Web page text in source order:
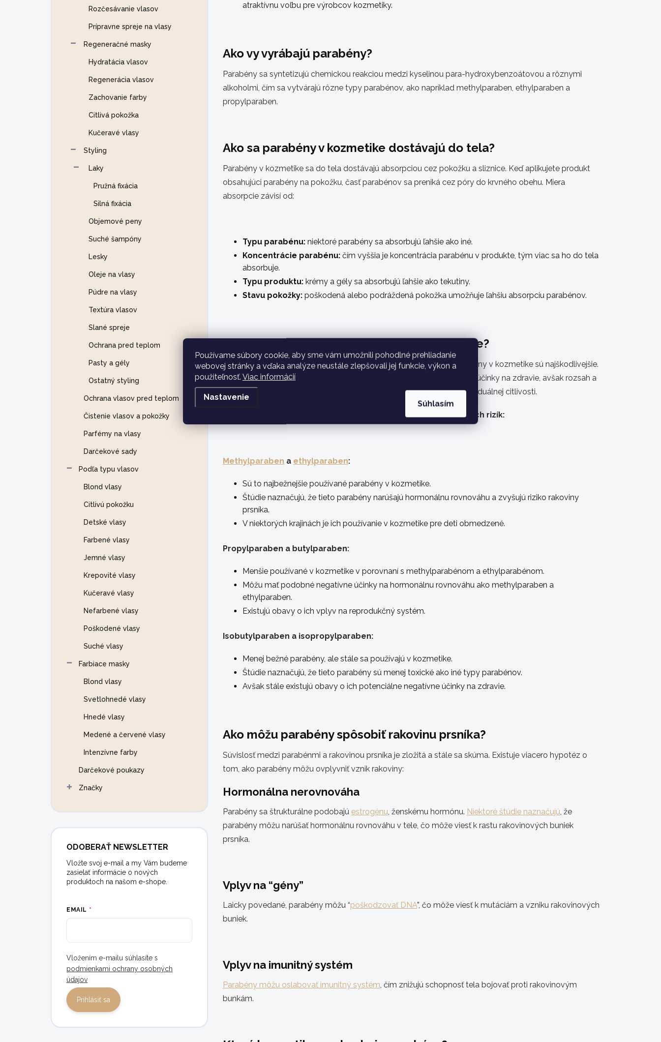
Používame súbory cookie, aby sme vám umožnili pohodlné prehliadanie
webovej stránky a vďaka analýze neustále zlepšovali jej funkcie, výkon a
použiteľnosť. Viac informácií
Nastavenie
Súhlasím
Rozčesávanie vlasov
Prípravne spreje na vlasy
Regeneračné masky
Hydratácia vlasov
Regenerácia vlasov
Zachovanie farby
Citlivá pokožka
Kučeravé vlasy
Styling
Laky
Pružná fixácia
Silná fixácia
Objemové peny
Suché šampóny
Lesky
Oleje na vlasy
Púdre na vlasy
Textúra vlasov
Slané spreje
Ochrana pred teplom
Pasty a gély
Ostatný styling
Ochrana vlasov pred teplom
Čistenie vlasov a pokožky
Parfémy na vlasy
Darčekové sady
Podľa typu vlasov
Blond vlasy
Citlivú pokožku
Detské vlasy
Farbené vlasy
Jemné vlasy
Krepovité vlasy
Kučeravé vlasy
Nefarbené vlasy
Poškodené vlasy
Suché vlasy
Farbiace masky
Blond vlasy
Svetlohnedé vlasy
Hnedé vlasy
Medené a červené vlasy
Intenzívne farby
Darčekové poukazy
Značky
ODOBERAŤ NEWSLETTER
Vložte svoj e-mail a my Vám budeme
zasielať informácie o nových
produktoch na našom e-shope.
EMAIL
Vložením e-mailu súhlasíte s
podmienkami ochrany osobných
údajov
Prihlásiť sa
atraktívnu voľbu pre výrobcov kozmetiky.
Ako vy vyrábajú parabény?
Parabény sa syntetizujú chemickou reakciou medzi kyselinou para-hydroxybenzoátovou a rôznymi
alkoholmi, čím sa vytvárajú rôzne typy parabénov, ako napríklad methylparaben, ethylparaben a
propylparaben.
Ako sa parabény v kozmetike dostávajú do tela?
Parabény v kozmetike sa do tela dostávajú absorpciou cez pokožku a sliznice. Keď aplikujete produkt
obsahujúci parabény na pokožku, časť parabénov sa preniká cez póry do krvného obehu. Miera
absorpcie závisí od:
Typu parabénu: niektoré parabény sa absorbujú ľahšie ako iné.
Koncentrácie parabénu: čím vyššia je koncentrácia parabénu v produkte, tým viac sa ho do tela
absorbuje.
Typu produktu: krémy a gély sa absorbujú ľahšie ako tekutiny.
Stavu pokožky: poškodená alebo podráždená pokožka umožňuje ľahšiu absorpciu parabénov.
Ktoré parabény v kozmetike sú najškodlivejšie?
V súčasnosti neexistuje jednoznačná odpoveď na otázku, ktoré parabény v kozmetike sú najškodlivejšie.
Všetky parabény vyvolávajú určité obavy o ich potenciálne negatívne účinky na zdravie, avšak rozsah a
závažnosť týchto účinkov sa líšia v závislosti od typu parabénu a individuálnej citlivosti.
Tu je prehľad najbežnejších typov parabénov a ich potenciálnych rizík:
Methylparaben a ethylparaben:
Sú to najbežnejšie používané parabény v kozmetike.
Štúdie naznačujú, že tieto parabény narúšajú hormonálnu rovnováhu a zvyšujú riziko rakoviny
prsníka.
V niektorých krajinách je ich používanie v kozmetike pre deti obmedzené.
Propylparaben a butylparaben:
Menšie používané v kozmetike v porovnaní s methylparabénom a ethylparabénom.
Môžu mať podobné negatívne účinky na hormonálnu rovnováhu ako methylparaben a
ethylparaben.
Existujú obavy o ich vplyv na reprodukčný systém.
Isobutylparaben a isopropylparaben:
Menej bežné parabény, ale stále sa používajú v kozmetike.
Štúdie naznačujú, že tieto parabény sú menej toxické ako iné typy parabénov.
Avšak stále existujú obavy o ich potenciálne negatívne účinky na zdravie.
Ako môžu parabény spôsobiť rakovinu prsníka?
Súvislosť medzi parabénmi a rakovinou prsníka je zložitá a stále sa skúma. Existuje viacero hypotéz o
tom, ako parabény môžu ovplyvniť vznik rakoviny:
Hormonálna nerovnováha
Parabény sa štrukturálne podobajú estrogénu, ženskému hormónu. Niektoré štúdie naznačujú, že
parabény môžu narúšať hormonálnu rovnováhu v tele, čo môže viesť k rastu rakovinových buniek
prsníka.
Vplyv na “gény”
Laicky povedané, parabény môžu “poškodzovať DNA”, čo môže viesť k mutáciám a vzniku rakovinových
buniek.
Vplyv na imunitný systém
Parabény môžu oslabovať imunitný systém, čím znižujú schopnosť tela bojovať proti rakovinovým
bunkám.